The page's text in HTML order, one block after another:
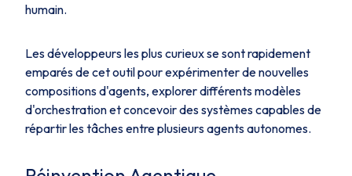
humain.
Les développeurs les plus curieux se sont rapidement
emparés de cet outil pour expérimenter de nouvelles
compositions d'agents, explorer différents modèles
d'orchestration et concevoir des systèmes capables de
répartir les tâches entre plusieurs agents autonomes.